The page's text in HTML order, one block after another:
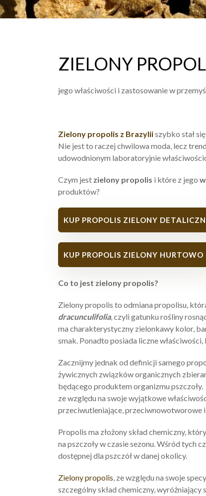
ZIELONY
jego właściwości i zastosowanie w
Zielony propolis z Brazyliiszybko stał
Nie jest to raczej chwilowa moda, lecz
udowodnionym laboratoryjnie
Czym jest zielony propolis i które z jego
produktów?
KUP PROPOLIS ZIELONY
KUP PROPOLIS ZIELONY HURTOWO
Co to jest zielony propolis?
Zielony propolis to odmiana propolisu,
dracunculifolia, czyli gatunku rośliny
ma charakterystyczny zielonkawy kolor,
smak. Ponadto posiada liczne
Zacznijmy jednak od definicji samego
żywicznych związków organicznych
będącego produktem organizmu
ze względu na swoje wyjątkowe
przeciwutleniające, przeciwnowotworowe
Propolis ma złożony skład chemiczny,
na pszczoły w czasie sezonu. Wśród tych
dostępnej dla pszczół w danej okolicy.
Zielony propolis, ze względu na swoje
szczególny skład chemiczny,